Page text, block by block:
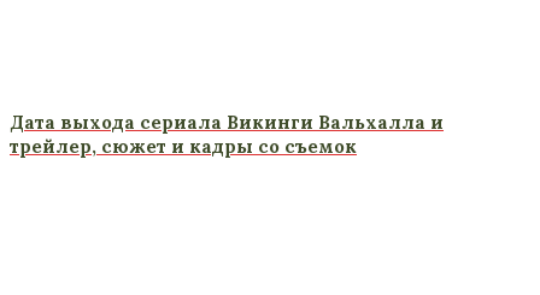
Дата выхода сериала Викинги Вальхалла и
трейлер, сюжет и кадры со съемок